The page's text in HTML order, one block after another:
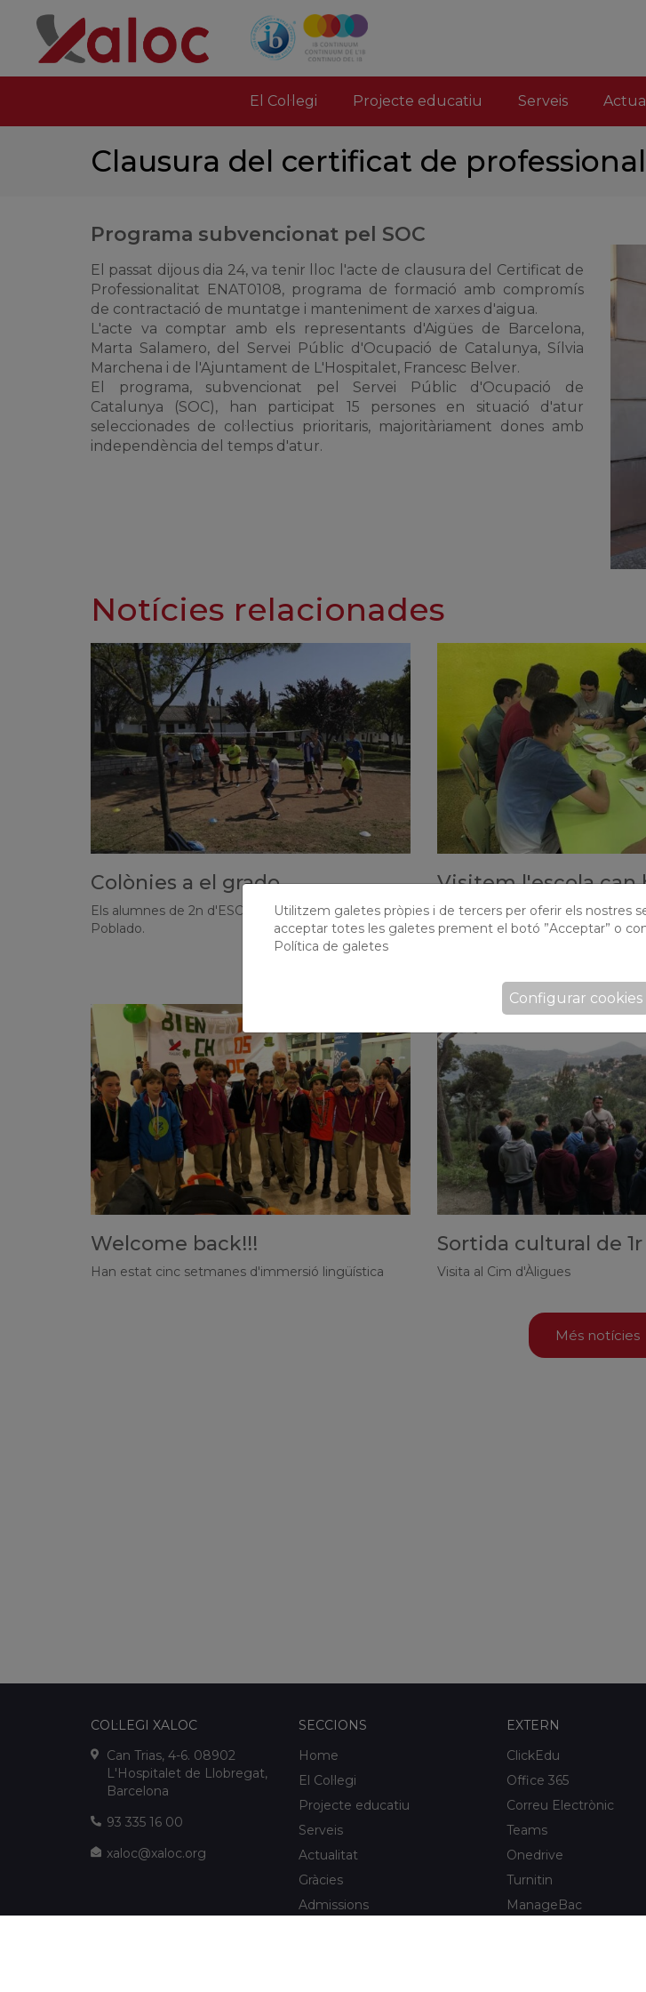
El Col·legi Projecte educatiu Serveis
Clausura del certificat de
Programa subvencionat pel SOC
El passat dijous dia 24, va tenir lloc l'acte de clausura del Certificat de
Professionalitat ENAT0108, programa de formació amb compromís
de contractació de muntatge i manteniment de xarxes d'aigua.
L'acte va comptar amb els representants d'Aigües de Barcelona,
Marta Salamero, del Servei Públic d'Ocupació de Catalunya, Sílvia
Marchena i de l'Ajuntament de L'Hospitalet, Francesc Belver.
El programa, subvencionat pel Servei Públic d'Ocupació de
Catalunya (SOC), han participat 15 persones en situació d'atur
seleccionades de col·lectius prioritaris, majoritàriament dones amb
independència del temps d'atur.
Notícies relacionades
Colònies a el grado
Els alumnes de 2n d'ESO gaudeixen d'uns dies a El
Poblado.
Visitem l'escola can
Alumnes de 3r d'ESO col·laboren
d'aquesta escola
Welcome back!!!
Han estat cinc setmanes d'immersió lingüística
Sortida cultural de
Visita al Cim d'Àligues
Més notícies
COL·LEGI XALOC
Can Trias, 4-6. 08902
L'Hospitalet de Llobregat,
Barcelona
93 335 16 00
xaloc@xaloc.org
SECCIONS
Home
El Col·legi
Projecte educatiu
Serveis
Actualitat
Gràcies
Admissions
EXTERN
ClickEdu
Office 365
Correu Electrònic
Teams
Onedrive
Turnitin
ManageBac
Utilitzem galetes pròpies i de tercers per oferir els nostres
acceptar totes les galetes prement el botó ”Acceptar” o
Política de galetes
Configurar cookies